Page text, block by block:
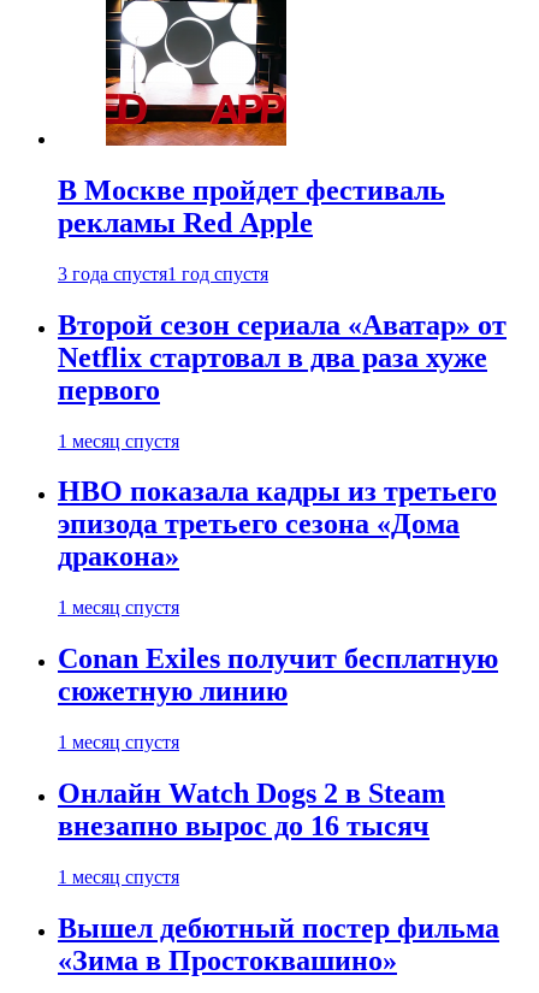
В Москве пройдет фестиваль
рекламы Red Apple
3 года спустя1 год спустя
Второй сезон сериала «Аватар» от
Netflix стартовал в два раза хуже
первого
1 месяц спустя
HBO показала кадры из третьего
эпизода третьего сезона «Дома
дракона»
1 месяц спустя
Conan Exiles получит бесплатную
сюжетную линию
1 месяц спустя
Онлайн Watch Dogs 2 в Steam
внезапно вырос до 16 тысяч
1 месяц спустя
Вышел дебютный постер фильма
«Зима в Простоквашино»